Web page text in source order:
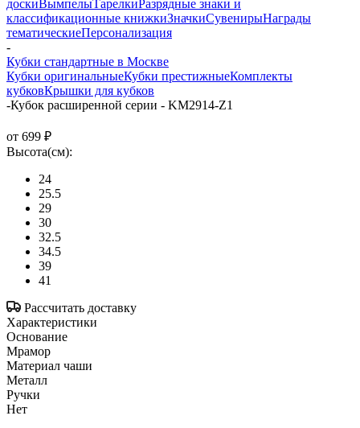
доскиВымпелыТарелкиРазрядные знаки и
классификационные книжкиЗначкиСувенирыНаграды
тематическиеПерсонализация
-
Кубки стандартные в Москве
Кубки оригинальныеКубки престижныеКомплекты
кубковКрышки для кубков
-Кубок расширенной серии - KM2914-Z1
от 699 ₽
Высота(см):
24
25.5
29
30
32.5
34.5
39
41
Рассчитать доставку
Характеристики
Основание
Мрамор
Материал чаши
Металл
Ручки
Нет